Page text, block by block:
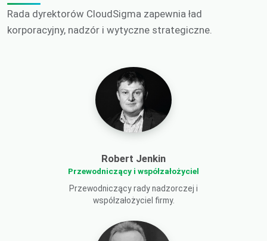
Rada dyrektorów CloudSigma zapewnia ład
korporacyjny, nadzór i wytyczne strategiczne.
Robert Jenkin
Przewodniczący i współzałożyciel
Przewodniczący rady nadzorczej i
współzałożyciel firmy.